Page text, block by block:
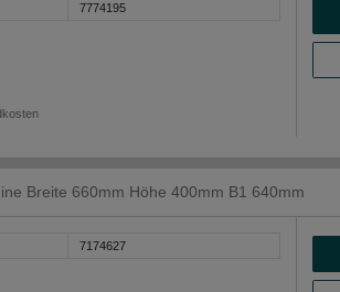
7774195
Breite 660mm Höhe 400mm B1 640mm
7174627